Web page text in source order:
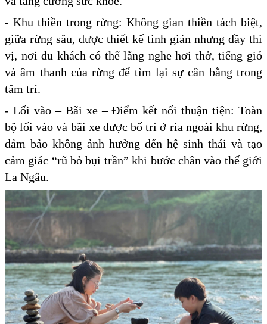
- Khu thiền trong rừng: Không gian thiền tách biệt,
giữa rừng sâu, được thiết kế tinh giản nhưng đầy thi
vị, nơi du khách có thể lắng nghe hơi thở, tiếng gió
và âm thanh của rừng để tìm lại sự cân bằng trong
tâm trí.
- Lối vào – Bãi xe – Điểm kết nối thuận tiện: Toàn
bộ lối vào và bãi xe được bố trí ở rìa ngoài khu rừng,
đảm bảo không ảnh hưởng đến hệ sinh thái và tạo
cảm giác “rũ bỏ bụi trần” khi bước chân vào thế giới
La Ngâu.